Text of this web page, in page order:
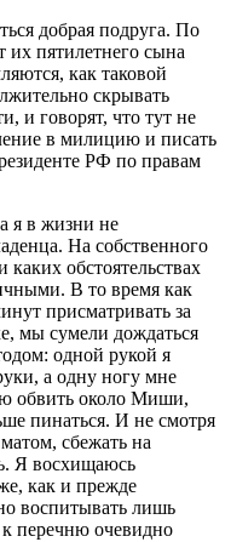
добрая подруга. По
их пятилетнего сына
как таковой
скрывать
и говорят, что тут не
в милицию и писать
РФ по правам
я в жизни не
На собственного
обстоятельствах
В то время как
присматривать за
мы сумели дождаться
одной рукой я
а одну ногу мне
обвить около Миши,
пинаться. И не смотря
сбежать на
Я восхищаюсь
как и прежде
воспитывать лишь
перечню очевидно